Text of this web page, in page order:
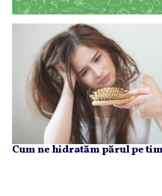
Cum ne hidratăm părul pe